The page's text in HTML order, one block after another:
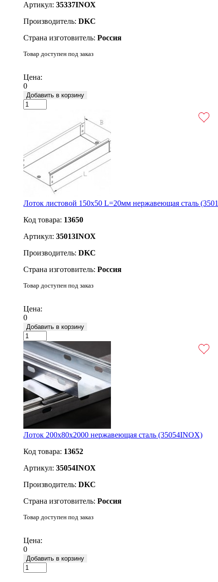
Артикул: 35337INOX
Производитель: DKC
Страна изготовитель: Россия
Товар доступен под заказ
Цена:
0
Добавить в корзину
Лоток листовой 150х50 L=20мм нержавеющая сталь
Код товара: 13650
Артикул: 35013INOX
Производитель: DKC
Страна изготовитель: Россия
Товар доступен под заказ
Цена:
0
Добавить в корзину
Лоток 200х80x2000 нержавеющая сталь (35054INOX)
Код товара: 13652
Артикул: 35054INOX
Производитель: DKC
Страна изготовитель: Россия
Товар доступен под заказ
Цена:
0
Добавить в корзину